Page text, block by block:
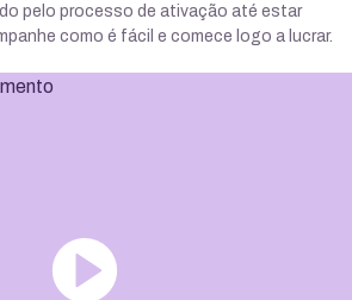
pelo processo de ativação até estar
como é fácil e comece logo a lucrar.